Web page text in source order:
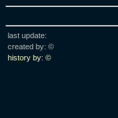
last update:
created by: ©
history by: ©